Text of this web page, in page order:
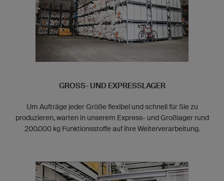
GROSS- UND EXPRESSLAGER
Um Aufträge jeder Größe flexibel und schnell für Sie zu
produzieren, warten in unserem Express- und Großlager rund
200.000 kg Funktionsstoffe auf ihre Weiterverarbeitung.